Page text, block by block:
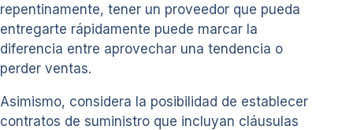
repentinamente, tener un proveedor que pueda
entregarte rápidamente puede marcar la
diferencia entre aprovechar una tendencia o
perder ventas.
Asimismo, considera la posibilidad de establecer
contratos de suministro que incluyan cláusulas